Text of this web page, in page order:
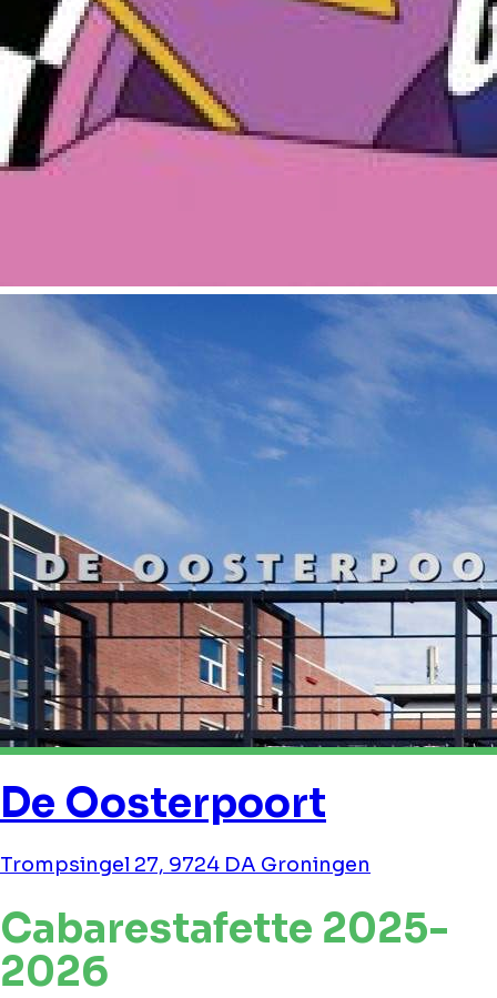
De Oosterpoort
Trompsingel 27, 9724 DA Groningen
Cabarestafette 2025-
2026